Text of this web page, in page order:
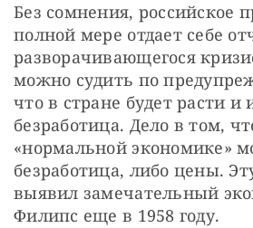
Без сомнения, российское
полной мере отдает себе
разворачивающегося
можно судить по
что в стране будет расти
безработица. Дело в том,
«нормальной экономике»
безработица, либо цены.
выявил замечательный
Филипс еще в 1958 году.